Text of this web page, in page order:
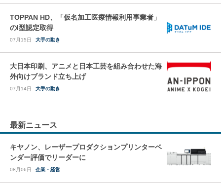
TOPPAN HD、「仮名加工医療情報利用事業者」
のI型認定取得
07月15日 大手の動き
大日本印刷、アニメと日本工芸を組み合わせた海
外向けブランド立ち上げ
07月14日 大手の動き
最新ニュース
キヤノン、レーザープロダクションプリンターベ
ンダー評価でリーダーに
08月06日 企業・経営